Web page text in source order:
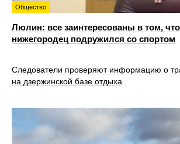
Общество
Люлин: все заинтересованы в том,
нижегородец подружился со спортом
Следователи проверяют информацию о
на дзержинской базе отдыха